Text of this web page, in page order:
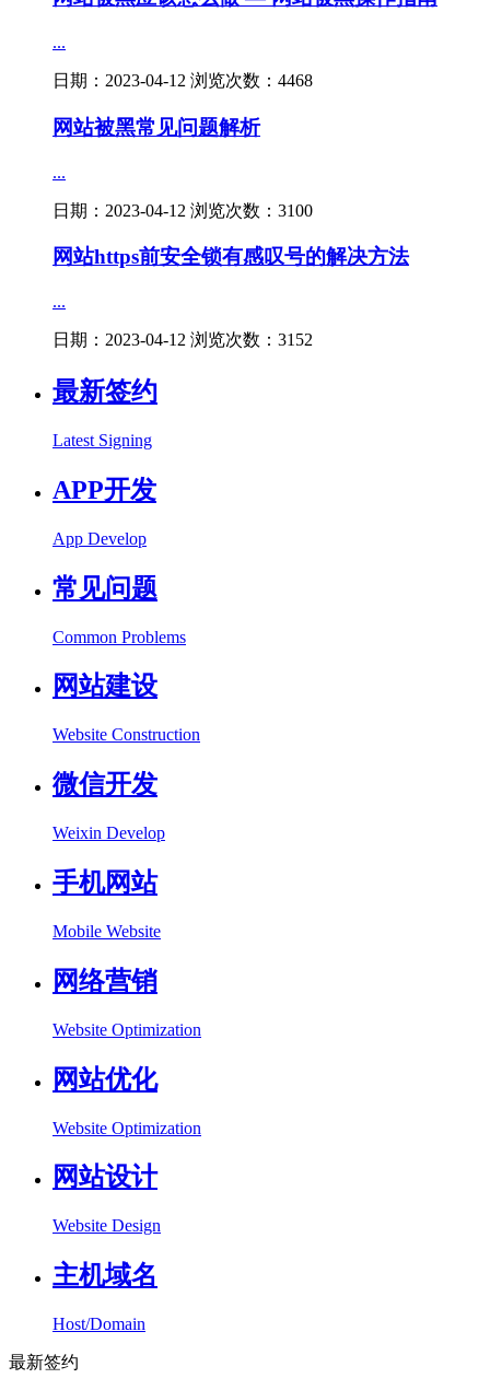
...
日期：2023-04-12 浏览次数：4468
网站被黑常见问题解析
...
日期：2023-04-12 浏览次数：3100
网站https前安全锁有感叹号的解决方法
...
日期：2023-04-12 浏览次数：3152
最新签约
Latest Signing
APP开发
App Develop
常见问题
Common Problems
网站建设
Website Construction
微信开发
Weixin Develop
手机网站
Mobile Website
网络营销
Website Optimization
网站优化
Website Optimization
网站设计
Website Design
主机域名
Host/Domain
最新签约